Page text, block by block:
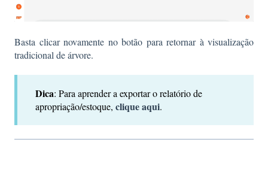
Basta clicar novamente no botão para retornar à visualização
tradicional de árvore.
Dica: Para aprender a exportar o relatório de
apropriação/estoque, clique aqui.